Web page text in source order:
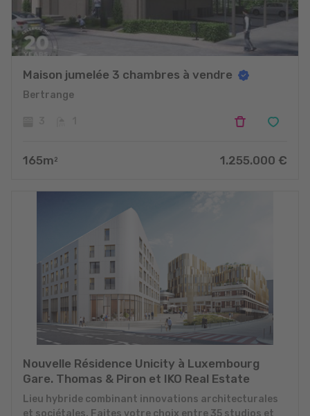
Maison jumelée 3 chambres à vendre
Bertrange
165m 2 1.255.000 €
Nouvelle Résidence Unicity à Luxembourg
Gare. Thomas & Piron et IKO Real Estate
Lieu hybride combinant innovations architecturales
et sociétales. Faites votre choix entre 35 studios et